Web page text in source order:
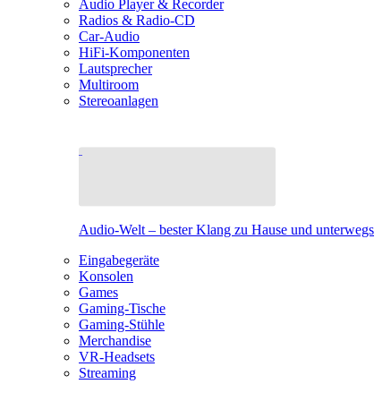
Audio Player & Recorder
Radios & Radio-CD
Car-Audio
HiFi-Komponenten
Lautsprecher
Multiroom
Stereoanlagen
Audio-Welt – bester Klang zu Hause und unterwegs
Eingabegeräte
Konsolen
Games
Gaming-Tische
Gaming-Stühle
Merchandise
VR-Headsets
Streaming